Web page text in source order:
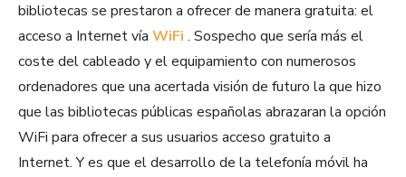
bibliotecas se prestaron a ofrecer de manera gratuita: el
acceso a Internet vía WiFi . Sospecho que sería más el
coste del cableado y el equipamiento con numerosos
ordenadores que una acertada visión de futuro la que hizo
que las bibliotecas públicas españolas abrazaran la opción
WiFi para ofrecer a sus usuarios acceso gratuito a
Internet. Y es que el desarrollo de la telefonía móvil ha